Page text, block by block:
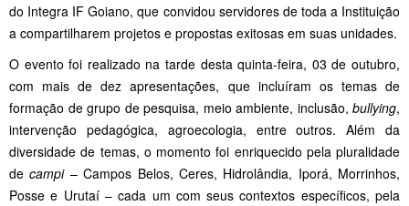
do Integra IF Goiano, que convidou servidores de toda a Instituição
a compartilharem projetos e propostas exitosas em suas unidades.
O evento foi realizado na tarde desta quinta-feira, 03 de outubro,
com mais de dez apresentações, que incluíram os temas de
formação de grupo de pesquisa, meio ambiente, inclusão, bullying,
intervenção pedagógica, agroecologia, entre outros. Além da
diversidade de temas, o momento foi enriquecido pela pluralidade
decampi– Campos Belos, Ceres, Hidrolândia, Iporá, Morrinhos,
Posse e Urutaí – cada um com seus contextos específicos, pela